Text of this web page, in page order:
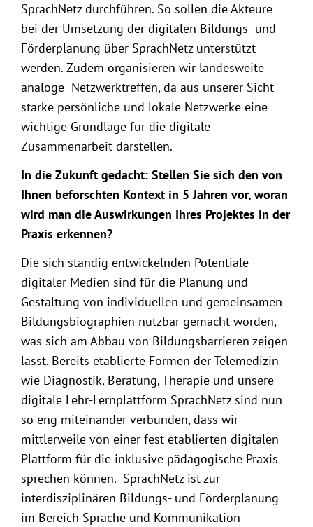
SprachNetz durchführen. So sollen die Akteure
bei der Umsetzung der digitalen Bildungs- und
Förderplanung über SprachNetz unterstützt
werden. Zudem organisieren wir landesweite
analoge Netzwerktreffen, da aus unserer Sicht
starke persönliche und lokale Netzwerke eine
wichtige Grundlage für die digitale
Zusammenarbeit darstellen.
In die Zukunft gedacht: Stellen Sie sich den von
Ihnen beforschten Kontext in 5 Jahren vor, woran
wird man die Auswirkungen Ihres Projektes in der
Praxis erkennen?
Die sich ständig entwickelnden Potentiale
digitaler Medien sind für die Planung und
Gestaltung von individuellen und gemeinsamen
Bildungsbiographien nutzbar gemacht worden,
was sich am Abbau von Bildungsbarrieren zeigen
lässt. Bereits etablierte Formen der Telemedizin
wie Diagnostik, Beratung, Therapie und unsere
digitale Lehr-Lernplattform SprachNetz sind nun
so eng miteinander verbunden, dass wir
mittlerweile von einer fest etablierten digitalen
Plattform für die inklusive pädagogische Praxis
sprechen können. SprachNetz ist zur
interdisziplinären Bildungs- und Förderplanung
im Bereich Sprache und Kommunikation